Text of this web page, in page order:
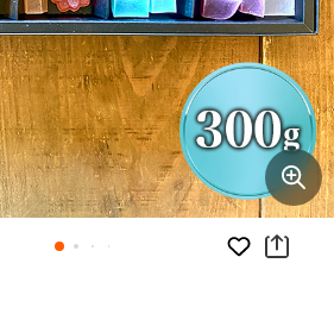
お気に入り